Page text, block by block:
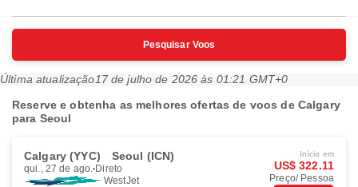
Pesquisar Voos
Última atualização17 de julho de 2026 às 01:21 GMT+0
Reserve e obtenha as melhores ofertas de voos de Calgary
para Seoul
Calgary (YYC) Seoul (ICN)
qui., 27 de ago. Direto
WestJet
Início em
US$ 322.11
Preço/ Pessoa